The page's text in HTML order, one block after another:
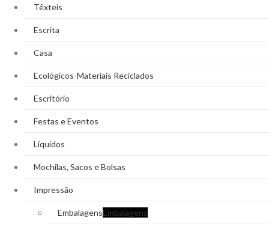
Têxteis
Escrita
Casa
Ecológicos-Materiais Reciclados
Escritório
Festas e Eventos
Líquidos
Mochilas, Sacos e Bolsas
Impressão
EmbalagensEmbalagens